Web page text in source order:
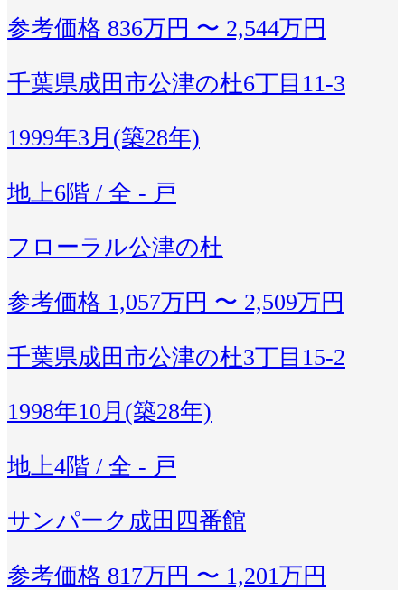
参考価格 836万円 〜 2,544万円
千葉県成田市公津の杜6丁目11-3
1999年3月(築28年)
地上6階 / 全 - 戸
フローラル公津の杜
参考価格 1,057万円 〜 2,509万円
千葉県成田市公津の杜3丁目15-2
1998年10月(築28年)
地上4階 / 全 - 戸
サンパーク成田四番館
参考価格 817万円 〜 1,201万円